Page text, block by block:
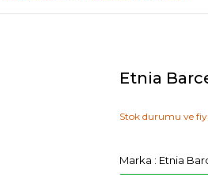
Etnia
Stok durumu ve
Marka : Etnia